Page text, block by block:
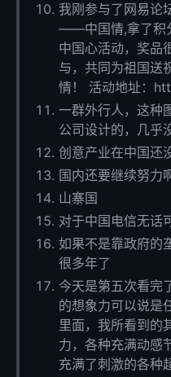
我刚参与了网易论
——中国情,拿了积
中国心活动，奖品
与，共同为祖国送
情！ 活动地址：
一群外行人，这种
公司设计的，几乎
创意产业在中国还
国内还要继续努力
山寨国
对于中国电信无话
如果不是靠政府的
很多年了
今天是第五次看完
的想象力可以说是
里面，我所看到的
力，各种充满动感
充满了刺激的各种